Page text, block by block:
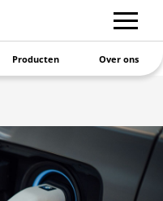
Producten Over ons